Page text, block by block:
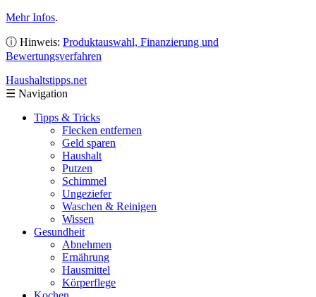
Mehr Infos.
ⓘ Hinweis: Produktauswahl, Finanzierung und
Bewertungsverfahren
Haushaltstipps.net
☰ Navigation
Tipps & Tricks
Flecken entfernen
Geld sparen
Haushalt
Putzen
Schimmel
Ungeziefer
Waschen & Reinigen
Wissen
Gesundheit
Abnehmen
Ernährung
Hausmittel
Körperflege